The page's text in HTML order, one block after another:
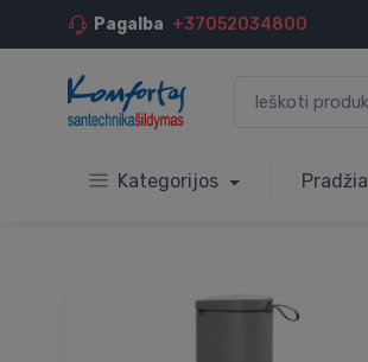
Pagalba +37052034800
Kategorijos Pradžia